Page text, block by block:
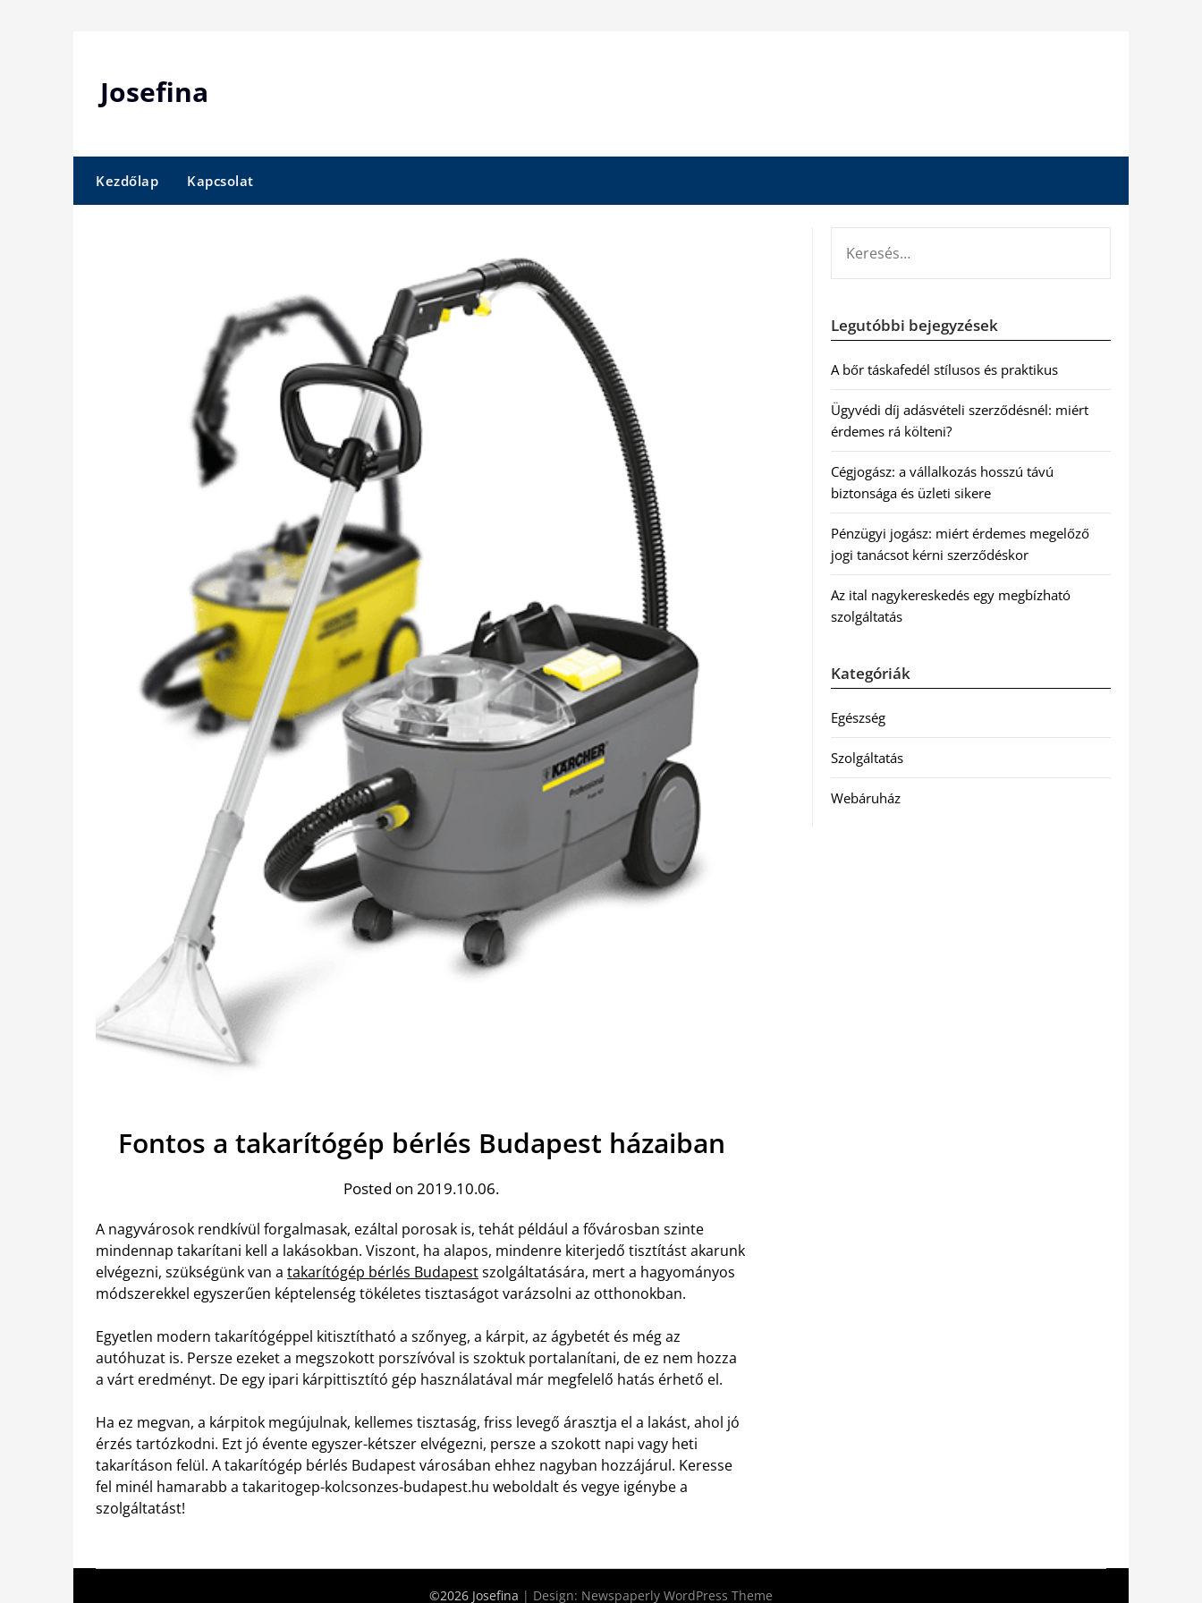
Josefina
Kezdőlap Kapcsolat
Fontos a takarítógép bérlés Budapest házaiban
Posted on 2019.10.06.
A nagyvárosok rendkívül forgalmasak, ezáltal porosak is, tehát például a fővárosban szinte
mindennap takarítani kell a lakásokban. Viszont, ha alapos, mindenre kiterjedő tisztítást akarunk
elvégezni, szükségünk van a takarítógép bérlés Budapestszolgáltatására, mert a hagyományos
módszerekkel egyszerűen képtelenség tökéletes tisztaságot varázsolni az otthonokban.
Egyetlen modern takarítógéppel kitisztítható a szőnyeg, a kárpit, az ágybetét és még az
autóhuzat is. Persze ezeket a megszokott porszívóval is szoktuk portalanítani, de ez nem hozza
a várt eredményt. De egy ipari kárpittisztító gép használatával már megfelelő hatás érhető el.
Ha ez megvan, a kárpitok megújulnak, kellemes tisztaság, friss levegő árasztja el a lakást, ahol jó
érzés tartózkodni. Ezt jó évente egyszer-kétszer elvégezni, persze a szokott napi vagy heti
takarításon felül. A takarítógép bérlés Budapest városában ehhez nagyban hozzájárul. Keresse
fel minél hamarabb a takaritogep-kolcsonzes-budapest.hu weboldalt és vegye igénybe a
szolgáltatást!
Legutóbbi bejegyzések
A bőr táskafedél stílusos és praktikus
Ügyvédi díj adásvételi szerződésnél: miért
érdemes rá költeni?
Cégjogász: a vállalkozás hosszú távú
biztonsága és üzleti sikere
Pénzügyi jogász: miért érdemes megelőző
jogi tanácsot kérni szerződéskor
Az ital nagykereskedés egy megbízható
szolgáltatás
Kategóriák
Egészség
Szolgáltatás
Webáruház
©2026 Josefina | Design: Newspaperly WordPress Theme